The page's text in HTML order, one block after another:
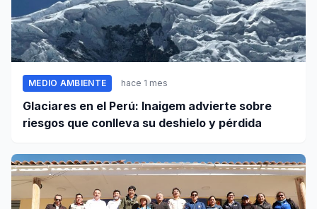
MEDIO AMBIENTE hace 1 mes
Glaciares en el Perú: Inaigem advierte sobre
riesgos que conlleva su deshielo y pérdida